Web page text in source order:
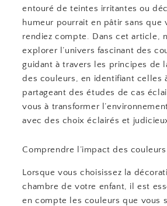
entouré de teintes irritantes ou
humeur pourrait en pâtir sans que
rendiez compte. Dans cet article,
explorer l’univers fascinant des
guidant à travers les principes de
des couleurs, en identifiant celles
partageant des études de cas
vous à transformer
avec des choix éclairés et
Comprendre l’impact des
Lorsque vous choisissez la
chambre de votre enfant, il est
en compte les couleurs que vous